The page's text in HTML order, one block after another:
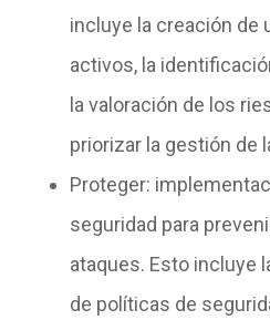
incluye la creación de
activos, la
la valoración de los
priorizar la gestión de
Proteger:
seguridad para
ataques. Esto incluye
de políticas de